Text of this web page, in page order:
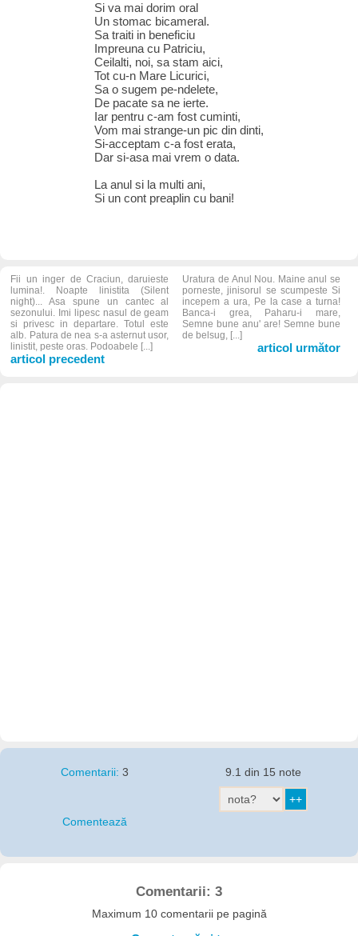
Si va mai dorim oral
Un stomac bicameral.
Sa traiti in beneficiu
Impreuna cu Patriciu,
Ceilalti, noi, sa stam aici,
Tot cu-n Mare Licurici,
Sa o sugem pe-ndelete,
De pacate sa ne ierte.
Iar pentru c-am fost cuminti,
Vom mai strange-un pic din dinti,
Si-acceptam c-a fost erata,
Dar si-asa mai vrem o data.
La anul si la multi ani,
Si un cont preaplin cu bani!
Fii un inger de Craciun, daruieste
lumina!. Noapte linistita (Silent
night)... Asa spune un cantec al
sezonului. Imi lipesc nasul de geam
si privesc in departare. Totul este
alb. Patura de nea s-a asternut usor,
linistit, peste oras. Podoabele [...]
articol precedent
Uratura de Anul Nou. Maine anul se
porneste, jinisorul se scumpeste Si
incepem a ura, Pe la case a turna!
Banca-i grea, Paharu-i mare,
Semne bune anu' are! Semne bune
de belsug, [...]
articol următor
Comentarii:3
Comentează
9.1 din 15 note
Comentarii: 3
Maximum 10 comentarii pe pagină